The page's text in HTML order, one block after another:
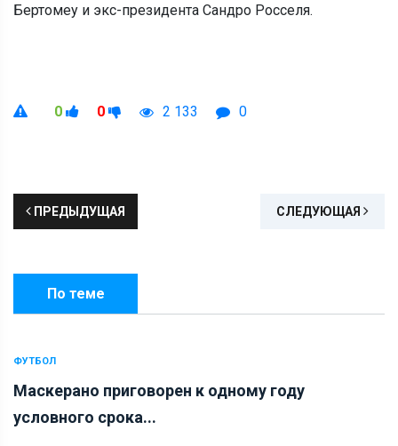
Бертомеу и экс-президента Сандро Росселя.
0 0 2 133 0
ПРЕДЫДУЩАЯ СЛЕДУЮЩАЯ
По теме
ФУТБОЛ
Маскерано приговорен к одному году
условного срока...